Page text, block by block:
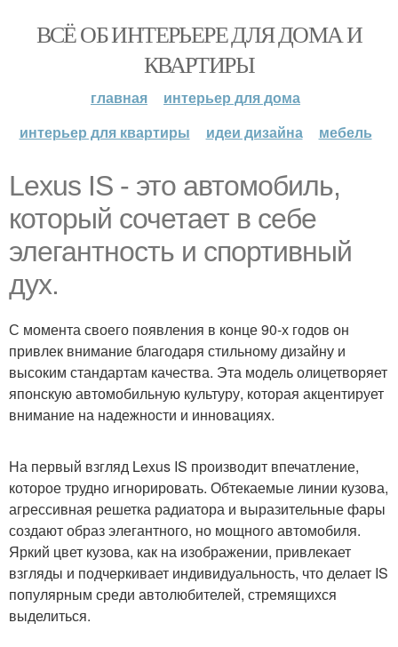
ВСЁ ОБ ИНТЕРЬЕРЕ ДЛЯ ДОМА И
КВАРТИРЫ
главная
интерьер для дома
интерьер для квартиры
идеи дизайна мебель
Lexus IS - это автомобиль,
который сочетает в себе
элегантность и спортивный
дух.
С момента своего появления в конце 90-х годов он
привлек внимание благодаря стильному дизайну и
высоким стандартам качества. Эта модель олицетворяет
японскую автомобильную культуру, которая акцентирует
внимание на надежности и инновациях.
На первый взгляд Lexus IS производит впечатление,
которое трудно игнорировать. Обтекаемые линии кузова,
агрессивная решетка радиатора и выразительные фары
создают образ элегантного, но мощного автомобиля.
Яркий цвет кузова, как на изображении, привлекает
взгляды и подчеркивает индивидуальность, что делает IS
популярным среди автолюбителей, стремящихся
выделиться.